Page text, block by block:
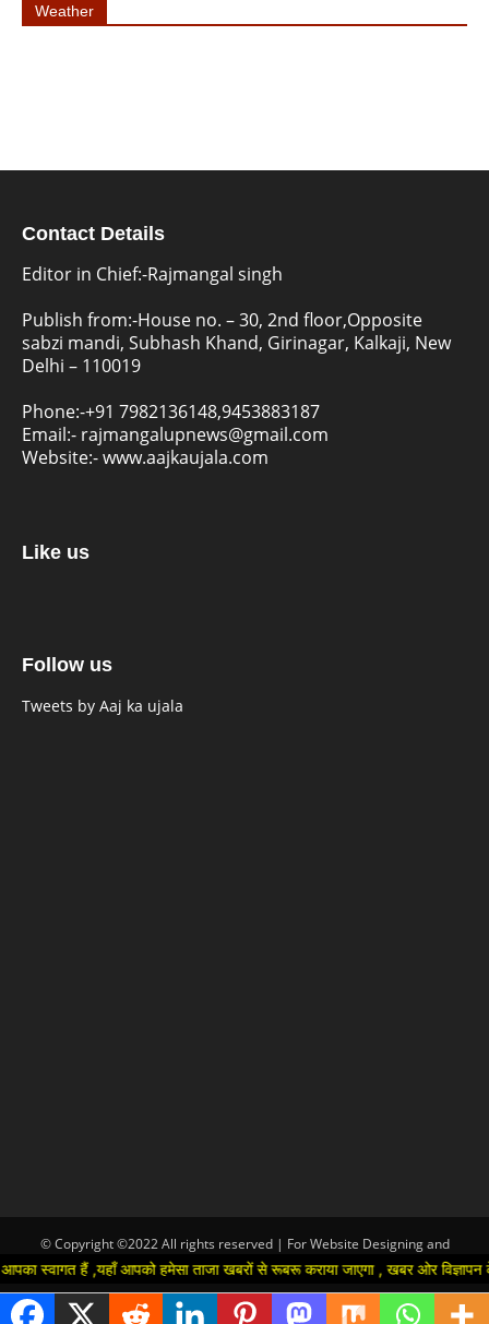
Weather
Contact Details
Editor in Chief:-Rajmangal singh
Publish from:-House no. – 30, 2nd floor,Opposite
sabzi mandi, Subhash Khand, Girinagar, Kalkaji, New
Delhi – 110019
Phone:-+91 7982136148,9453883187
Email:- rajmangalupnews@gmail.com
Website:-www.aajkaujala.com
Like us
Follow us
Tweets by Aaj ka ujala
© Copyright ©2022 All rights reserved | For Website Designing and
Development call Us:-8920664806
हैं ,यहाँ आपको हमेसा ताजा खबरों से रूबरू कराया जाएगा , खबर ओर विज्ञापन